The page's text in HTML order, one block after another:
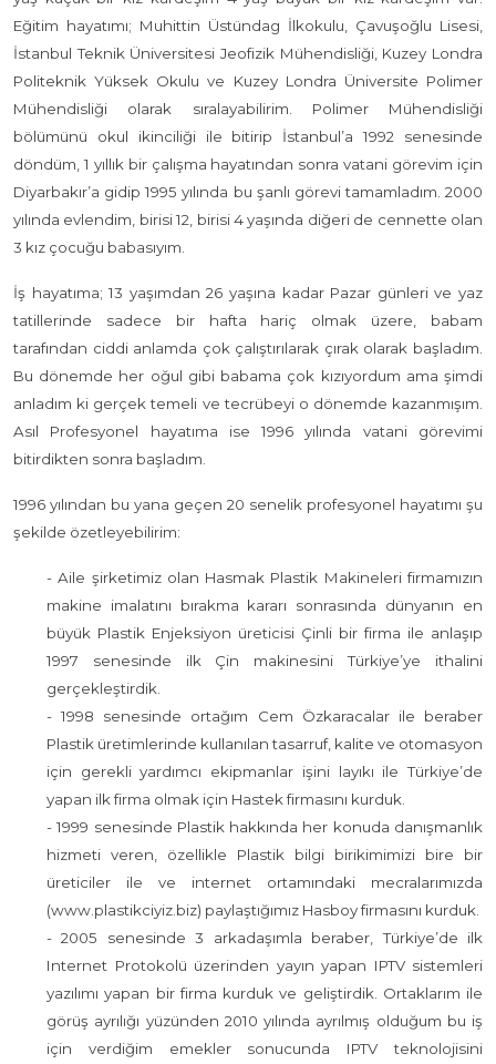
Eğitim hayatımı; Muhittin Üstündag İlkokulu, Çavuşoğlu Lisesi,
İstanbul Teknik Üniversitesi Jeofizik Mühendisliği, Kuzey Londra
Politeknik Yüksek Okulu ve Kuzey Londra Üniversite Polimer
Mühendisliği olarak sıralayabilirim. Polimer Mühendisliği
bölümünü okul ikinciliği ile bitirip İstanbul’a 1992 senesinde
döndüm, 1 yıllık bir çalışma hayatından sonra vatani görevim için
Diyarbakır’a gidip 1995 yılında bu şanlı görevi tamamladım. 2000
yılında evlendim, birisi 12, birisi 4 yaşında diğeri de cennette olan
3 kız çocuğu babasıyım.
İş hayatıma; 13 yaşımdan 26 yaşına kadar Pazar günleri ve yaz
tatillerinde sadece bir hafta hariç olmak üzere, babam
tarafından ciddi anlamda çok çalıştırılarak çırak olarak başladım.
Bu dönemde her oğul gibi babama çok kızıyordum ama şimdi
anladım ki gerçek temeli ve tecrübeyi o dönemde kazanmışım.
Asıl Profesyonel hayatıma ise 1996 yılında vatani görevimi
bitirdikten sonra başladım.
1996 yılından bu yana geçen 20 senelik profesyonel hayatımı şu
şekilde özetleyebilirim:
- Aile şirketimiz olan Hasmak Plastik Makineleri firmamızın
makine imalatını bırakma kararı sonrasında dünyanın en
büyük Plastik Enjeksiyon üreticisi Çinli bir firma ile anlaşıp
1997 senesinde ilk Çin makinesini Türkiye’ye ithalini
gerçekleştirdik.
- 1998 senesinde ortağım Cem Özkaracalar ile beraber
Plastik üretimlerinde kullanılan tasarruf, kalite ve otomasyon
için gerekli yardımcı ekipmanlar işini layıkı ile Türkiye’de
yapan ilk firma olmak için Hastek firmasını kurduk.
- 1999 senesinde Plastik hakkında her konuda danışmanlık
hizmeti veren, özellikle Plastik bilgi birikimimizi bire bir
üreticiler ile ve internet ortamındaki mecralarımızda
(www.plastikciyiz.biz) paylaştığımız Hasboy firmasını kurduk.
- 2005 senesinde 3 arkadaşımla beraber, Türkiye’de ilk
Internet Protokolü üzerinden yayın yapan IPTV sistemleri
yazılımı yapan bir firma kurduk ve geliştirdik. Ortaklarım ile
görüş ayrılığı yüzünden 2010 yılında ayrılmış olduğum bu iş
için verdiğim emekler sonucunda IPTV teknolojisini